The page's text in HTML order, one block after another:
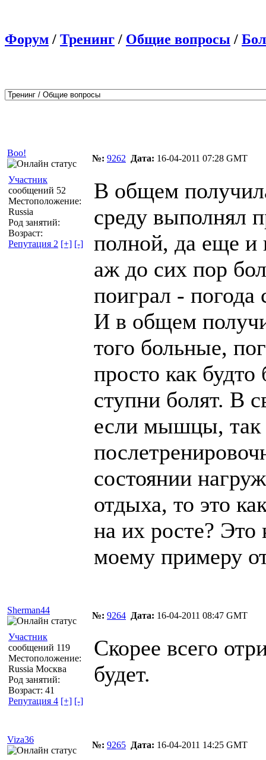
Форум / Тренинг / Общие вопросы /
Boo!
№: 9262 Дата: 16-04-2011 07:28 GMT
Участник
сообщений 52
Местоположение:
Russia
Род занятий:
Возраст:
Репутация 2 [+] [-]
В общем
среду выполнял
полной, да еще и
аж до сих пор
поиграл - погода
И в общем
того больные,
просто как
ступни болят. В
если мышцы, так
состоянии
отдыха, то это
на их росте? Это
моему примеру
Sherman44
№: 9264 Дата: 16-04-2011 08:47 GMT
Участник
сообщений 119
Местоположение:
Russia Москва
Род занятий:
Возраст: 41
Репутация 4 [+] [-]
Скорее всего
будет.
Viza36
№: 9265 Дата: 16-04-2011 14:25 GMT